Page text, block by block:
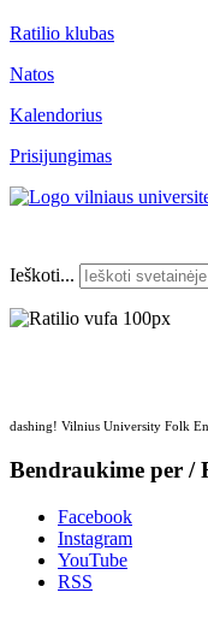
Ratilio klubas
Natos
Kalendorius
Prisijungimas
Ieškoti...
dashing! Vilnius University Folk
Bendraukime per /
Facebook
Instagram
YouTube
RSS